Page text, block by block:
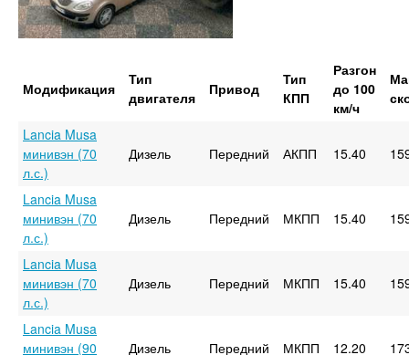
Модификация
Тип
двигателя
Привод
Тип
КПП
Разгон
до 100
км/ч
Lancia Musa
минивэн (70
л.с.)
Дизель Передний АКПП 15.40
Lancia Musa
минивэн (70
л.с.)
Дизель Передний МКПП 15.40
Lancia Musa
минивэн (70
л.с.)
Дизель Передний МКПП 15.40
Lancia Musa
минивэн (90
Дизель Передний МКПП 12.20